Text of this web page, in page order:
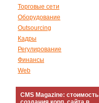
Торговые сети
Оборудование
Outsourcing
Кадры
Регулирование
Финансы
Web
CMS Magazine: стоимость